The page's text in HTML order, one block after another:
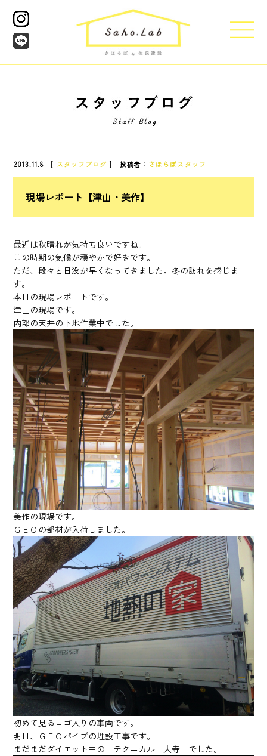
2013.11.8 [ スタッフブログ ] 投稿者： さほらぼスタッフ
現場レポート【津山・美作】
最近は秋晴れが気持ち良いですね。
この時期の気候が穏やかで好きです。
ただ、段々と日没が早くなってきました。冬の訪れを感じま
す。
本日の現場レポートです。
津山の現場です。
内部の天井の下地作業中でした。
美作の現場です。
ＧＥＯの部材が入荷しました。
初めて見るロゴ入りの車両です。
明日、ＧＥＯパイプの埋設工事です。
まだまだダイエット中の テクニカル 大寺 でした。